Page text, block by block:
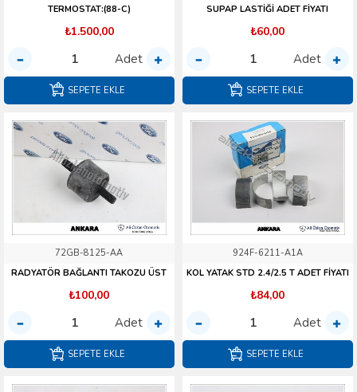
TERMOSTAT:(88-C)
₺1.500,00
Adet
SEPETE EKLE
SUPAP LASTİĞİ ADET FİYATI
₺60,00
Adet
SEPETE EKLE
72GB-8125-AA
RADYATÖR BAĞLANTI TAKOZU ÜST
₺100,00
Adet
SEPETE EKLE
924F-6211-A1A
KOL YATAK STD 2.4/2.5 T ADET FİYATI
₺84,00
Adet
SEPETE EKLE